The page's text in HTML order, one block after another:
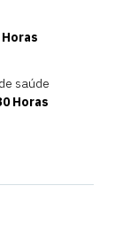
Horas
saúde
Horas